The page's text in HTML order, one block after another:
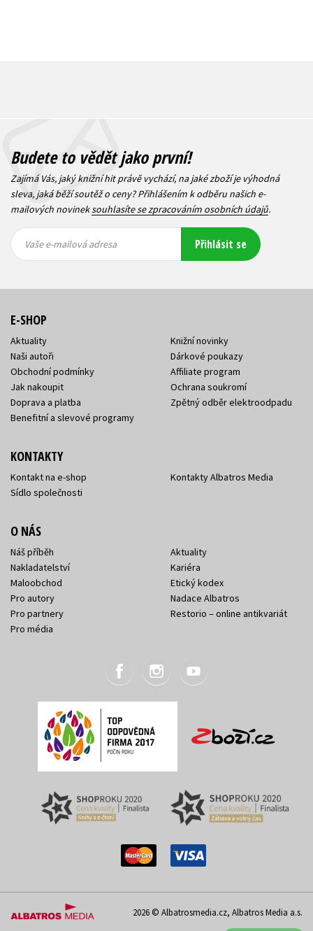
Budete to vědět jako první!
Zajímá Vás, jaký knižní hit právě vychází, na jaké zboží je výhodná
sleva, jaká běží soutěž o ceny? Přihlášením k odběru našich e-
mailových novineksouhlasíte se zpracováním osobních údajů.
mailová
mailová
Vaše e-mailová adresa Přihlásit se
E-SHOP
Aktuality
Naši autoři
Obchodní podmínky
Jak nakoupit
Doprava a platba
Benefitní a slevové programy
Knižní novinky
Dárkové poukazy
Affiliate program
Ochrana soukromí
Zpětný odběr elektroodpadu
KONTAKTY
Kontakt na e-shop
Sídlo společnosti
Kontakty Albatros Media
O NÁS
Náš příběh
Nakladatelství
Maloobchod
Pro autory
Pro partnery
Pro média
Aktuality
Kariéra
Etický kodex
Nadace Albatros
Restorio – online antikvariát
2026 © Albatrosmedia.cz, Albatros Media a.s.